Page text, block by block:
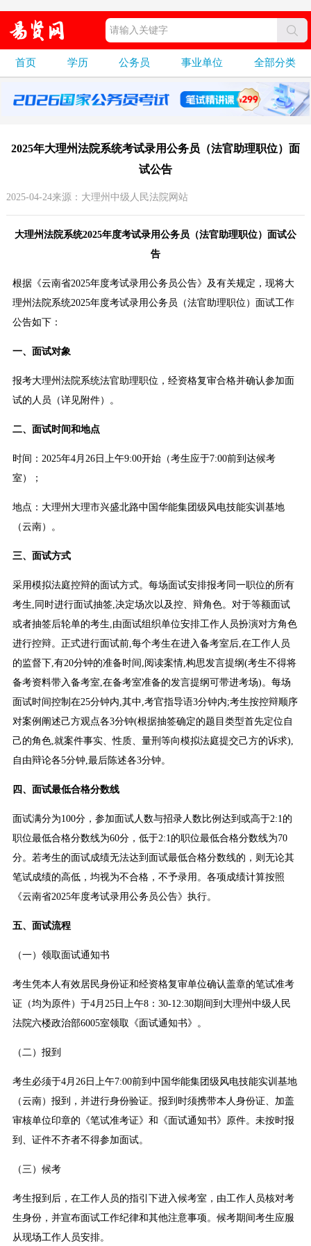
首页 学历 公务员 事业单位 全部分类
2025年大理州法院系统考试录用公务员（法官助理职位）面
试公告
2025-04-24来源：大理州中级人民法院网站
大理州法院系统2025年度考试录用公务员（法官助理职位）面试公
告
根据《云南省2025年度考试录用公务员公告》及有关规定，现将大
理州法院系统2025年度考试录用公务员（法官助理职位）面试工作
公告如下：
一、面试对象
报考大理州法院系统法官助理职位，经资格复审合格并确认参加面
试的人员（详见附件）。
二、面试时间和地点
时间：2025年4月26日上午9:00开始（考生应于7:00前到达候考
室）；
地点：大理州大理市兴盛北路中国华能集团级风电技能实训基地
（云南）。
三、面试方式
采用模拟法庭控辩的面试方式。每场面试安排报考同一职位的所有
考生,同时进行面试抽签,决定场次以及控、辩角色。对于等额面试
或者抽签后轮单的考生,由面试组织单位安排工作人员扮演对方角色
进行控辩。正式进行面试前,每个考生在进入备考室后,在工作人员
的监督下,有20分钟的准备时间,阅读案情,构思发言提纲(考生不得将
备考资料带入备考室,在备考室准备的发言提纲可带进考场)。每场
面试时间控制在25分钟内,其中,考官指导语3分钟内;考生按控辩顺序
对案例阐述己方观点各3分钟(根据抽签确定的题目类型首先定位自
己的角色,就案件事实、性质、量刑等向模拟法庭提交己方的诉求),
自由辩论各5分钟,最后陈述各3分钟。
四、面试最低合格分数线
面试满分为100分，参加面试人数与招录人数比例达到或高于2:1的
职位最低合格分数线为60分，低于2:1的职位最低合格分数线为70
分。若考生的面试成绩无法达到面试最低合格分数线的，则无论其
笔试成绩的高低，均视为不合格，不予录用。各项成绩计算按照
《云南省2025年度考试录用公务员公告》执行。
五、面试流程
（一）领取面试通知书
考生凭本人有效居民身份证和经资格复审单位确认盖章的笔试准考
证（均为原件）于4月25日上午8：30-12:30期间到大理州中级人民
法院六楼政治部6005室领取《面试通知书》。
（二）报到
考生必须于4月26日上午7:00前到中国华能集团级风电技能实训基地
（云南）报到，并进行身份验证。报到时须携带本人身份证、加盖
审核单位印章的《笔试准考证》和《面试通知书》原件。未按时报
到、证件不齐者不得参加面试。
（三）候考
考生报到后，在工作人员的指引下进入候考室，由工作人员核对考
生身份，并宣布面试工作纪律和其他注意事项。候考期间考生应服
从现场工作人员安排。